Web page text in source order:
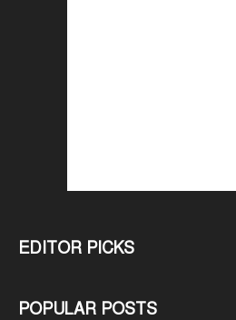
EDITOR PICKS
POPULAR POSTS